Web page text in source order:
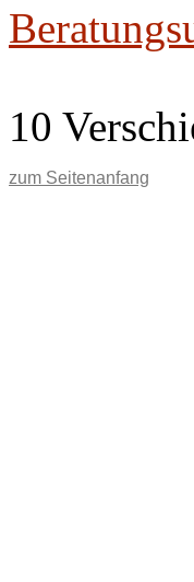
10
zum Seitenanfang